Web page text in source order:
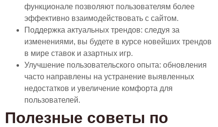
функционале позволяют пользователям более
эффективно взаимодействовать с сайтом.
Поддержка актуальных трендов: следуя за
изменениями, вы будете в курсе новейших трендов
в мире ставок и азартных игр.
Улучшение пользовательского опыта: обновления
часто направлены на устранение выявленных
недостатков и увеличение комфорта для
пользователей.
Полезные советы по